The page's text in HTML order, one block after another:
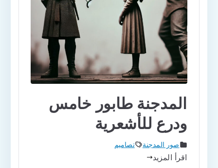
المدجنة طابور خامس
ودرع للأشعرية
صور المدجنة تصاميم
اقرأ المزيد